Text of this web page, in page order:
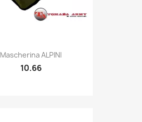
Quick view
Mascherina ALPINI
10.66